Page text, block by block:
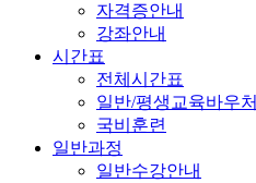
자격증안내
강좌안내
시간표
전체시간표
일반/평생교육바우처
국비훈련
일반과정
일반수강안내